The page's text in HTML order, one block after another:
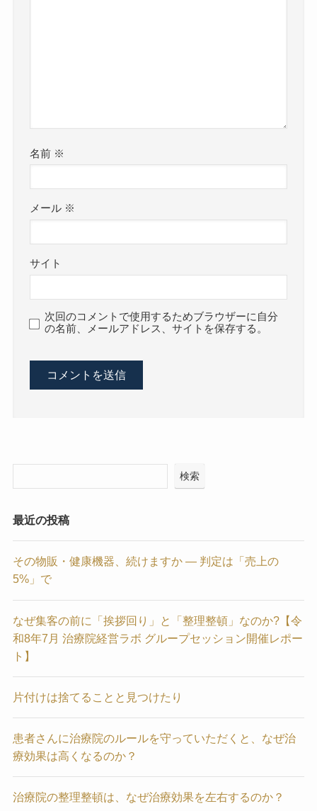
名前 ※
メール ※
サイト
次回のコメントで使用するためブラウザーに自分
の名前、メールアドレス、サイトを保存する。
検索
最近の投稿
その物販・健康機器、続けますか — 判定は「売上の
5%」で
なぜ集客の前に「挨拶回り」と「整理整頓」なのか?【令
和8年7月 治療院経営ラボ グループセッション開催レポー
ト】
片付けは捨てることと見つけたり
患者さんに治療院のルールを守っていただくと、なぜ治
療効果は高くなるのか？
治療院の整理整頓は、なぜ治療効果を左右するのか？